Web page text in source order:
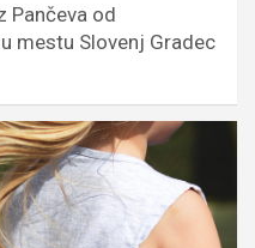
Pančeva od
mestu Slovenj Gradec